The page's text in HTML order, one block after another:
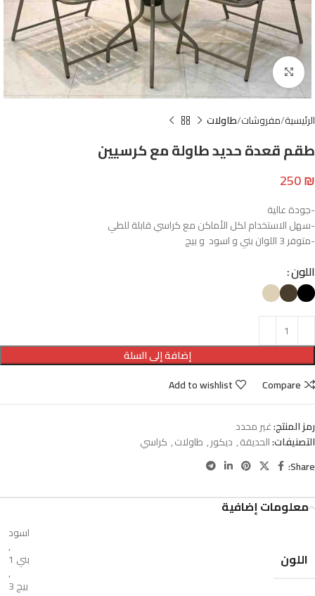
Click to enlarge
الرئيسية مفروشات طاولات
طقم قعدة حديد طاولة مع كرسيين
250₪
-جودة عالية
-سهل الاستخدام لكل الأماكن مع كراسي قابلة للطي
-متوفر 3 اللوان بني و اسود و بيج
اللون
إضافة إلى السلة
Compare
Add to wishlist
رمز المنتج:غير محدد
التصنيفات:الحديقة, ديكور, طاولات, كراسي
Share:
معلومات إضافية
اللون
اسود
,
بني 1
,
بيج 3